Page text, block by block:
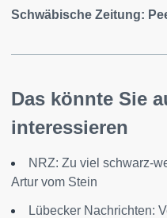
Schwäbische Zeitung:
Das könnte Sie
interessieren
NRZ: Zu viel schwarz-
Artur vom Stein
Lübecker Nachrichten: